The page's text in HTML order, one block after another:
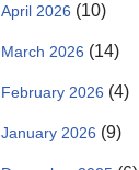
April 2026 (10)
March 2026 (14)
February 2026 (4)
January 2026 (9)